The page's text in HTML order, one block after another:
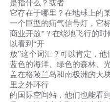
是指什么？或者
它存在于哪里？在地球上的
一个巨型的疝气信号灯，它
商业开放”？在绕地飞行的
以看到“开
放”这个词汇？可以肯定，他
蓝色的海洋、绿色的森林、
盖在格陵兰岛和南极洲的大
里之外环行
的国际空间站，他们也能看